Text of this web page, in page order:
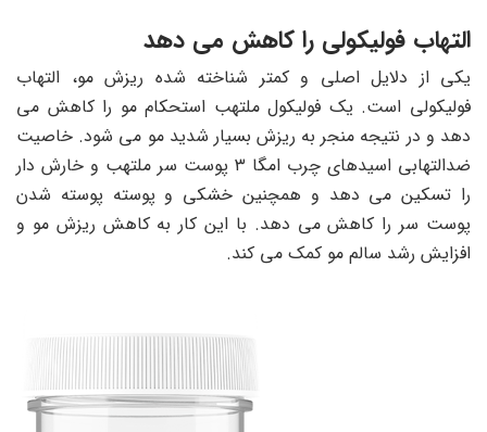
التهاب فولیکولی را کاهش می دهد
یکی از دلایل اصلی و کمتر شناخته شده ریزش مو، التهاب
فولیکولی است. یک فولیکول ملتهب استحکام مو را کاهش می
دهد و در نتیجه منجر به ریزش بسیار شدید مو می شود. خاصیت
ضدالتهابی اسیدهای چرب امگا ۳ پوست سر ملتهب و خارش دار
را تسکین می دهد و همچنین خشکی و پوسته پوسته شدن
پوست سر را کاهش می دهد. با این کار به کاهش ریزش مو و
افزایش رشد سالم مو کمک می کند.